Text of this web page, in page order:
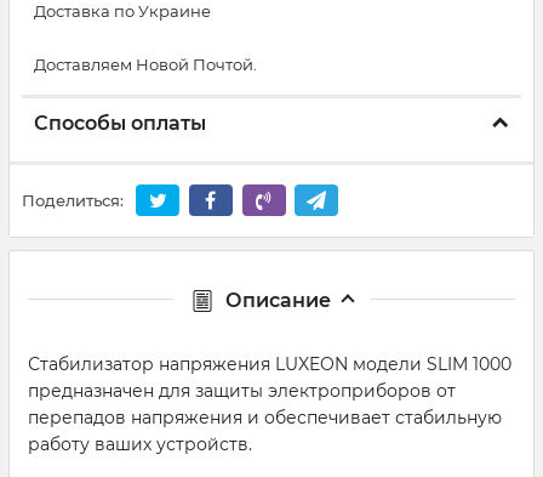
Доставка по Украине
Доставляем Новой Почтой.
Способы оплаты
Поделиться:
Описание
Стабилизатор напряжения LUXEON модели SLIM 1000
предназначен для защиты электроприборов от
перепадов напряжения и обеспечивает стабильную
работу ваших устройств.